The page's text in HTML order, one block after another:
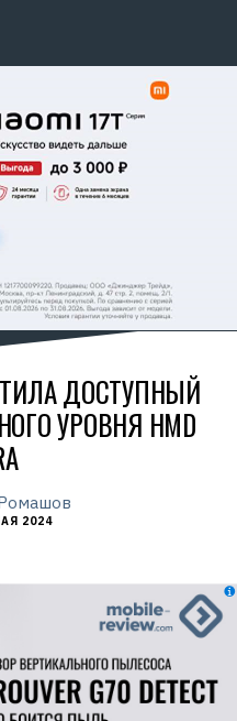
ДОСТУПНЫЙ
УРОВНЯ HMD
2024